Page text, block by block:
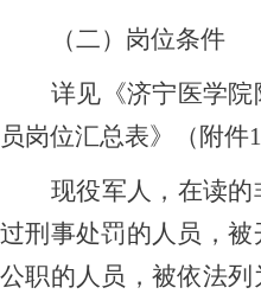
（二）岗位条件
详见《济宁医学
员岗位汇总表》（附件
现役军人，在读
过刑事处罚的人员，
公职的人员，被依法